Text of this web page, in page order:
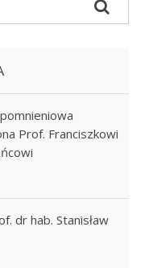
Prof. Franciszkowi
dr hab. Stanisław